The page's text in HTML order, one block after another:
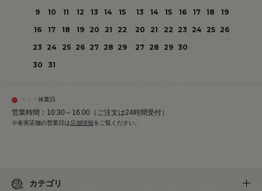
9
10 11 12 13 14
15
16
17 18 19 20 21
22
23
24 25 26 27 28 29
30
31
13
14 15 16 17 18
19
20
21 22 23 24 25
26
27 28 29 30
・・・休業日
営業時間：10:30～16:00（ご注文は24時間受付）
※各実店舗の営業日は店舗情報をご覧ください。
カテゴリ